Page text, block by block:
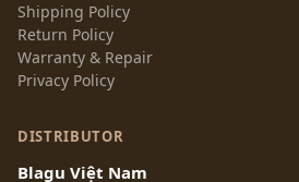
Shipping Policy
Return Policy
Warranty & Repair
Privacy Policy
DISTRIBUTOR
Blagu Việt Nam